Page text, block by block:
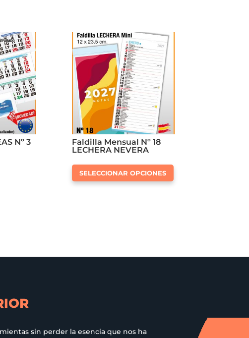
Nº 3
Faldilla Mensual Nº 18
LECHERA NEVERA
SELECCIONAR OPCIONES
Este
sin perder la esencia que nos ha